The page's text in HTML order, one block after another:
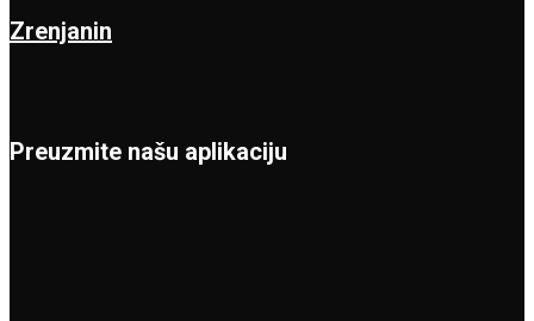
Zrenjanin
Preuzmite našu aplikaciju